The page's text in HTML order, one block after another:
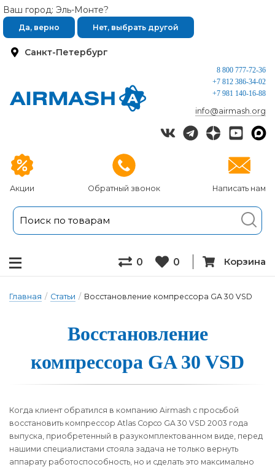
Санкт-Петербург
Ваш город: Эль-Монте?
Да, верно Нет, выбрать другой
Акции Обратный звонок Написать нам
8 800 777-72-36
+7 812 386-34-02
+7 981 140-16-88
info@airmash.org
0 0 Корзина
Главная / Статьи / Восстановление компрессора GA 30 VSD
Восстанов­ле­ние
ком­прес­со­ра GA 30 VSD
Когда клиент обратился в компанию Airmash с просьбой
восстановить компрессор Atlas Copco GA 30 VSD 2003 года
выпуска, приобретенный в разукомплектованном виде, перед
нашими специалистами стояла задача не только вернуть
аппарату работоспособность, но и сделать это максимально